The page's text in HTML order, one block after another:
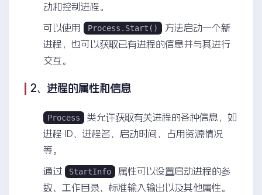
动和控制进程。
可以使用 Process.Start()
方法启动一个新
进程，也可以获取已有进程的信息并与其进行
交互。
2、进程的属性和信息
Process
类允许获取有关进程的各种信息，如
进程 ID、进程名、启动时间、占用资源情况
等。
通过 StartInfo
属性可以设置启动进程的参
数、工作目录、标准输入输出以及其他属性。